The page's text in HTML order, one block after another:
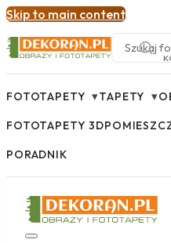
Skip to main content
FOTOTAPETY ▾TAPETY ▾
FOTOTAPETY 3D
PORADNIK